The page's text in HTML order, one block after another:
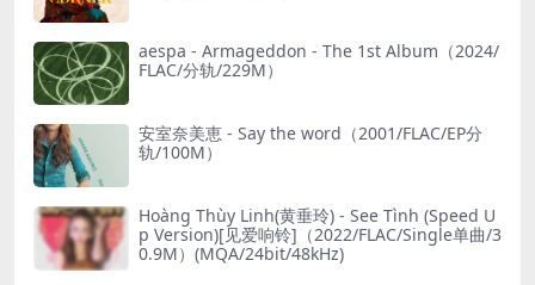
aespa - Armageddon - The 1st Album（2024/
FLAC/分轨/229M）
安室奈美恵 - Say the word（2001/FLAC/EP分
轨/100M）
Hoàng Thùy Linh(黄垂玲) - See Tình (Speed U
p Version)[见爱响铃]（2022/FLAC/Single单曲/3
0.9M）(MQA/24bit/48kHz)